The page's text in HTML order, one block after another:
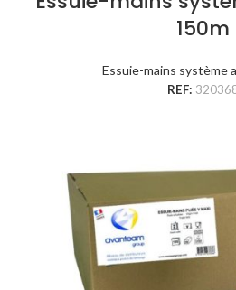
150m
Essuie-mains système
REF: